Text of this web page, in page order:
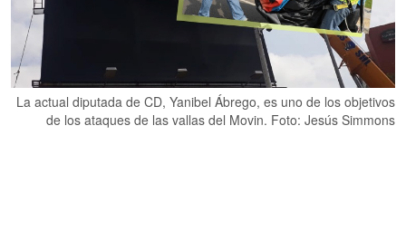
La actual diputada de CD, Yanibel Ábrego, es uno de los objetivos
de los ataques de las vallas del Movin. Foto: Jesús Simmons